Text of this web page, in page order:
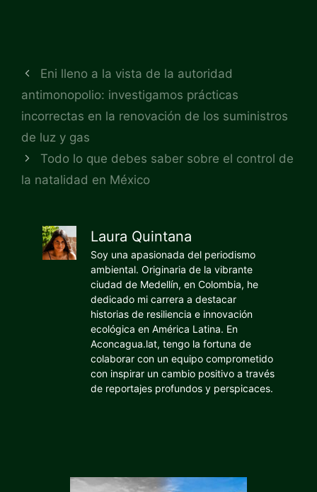
Eni lleno a la vista de la autoridad
antimonopolio: investigamos prácticas
incorrectas en la renovación de los suministros
de luz y gas
Todo lo que debes saber sobre el control de
la natalidad en México
Laura Quintana
Soy una apasionada del periodismo
ambiental. Originaria de la vibrante
ciudad de Medellín, en Colombia, he
dedicado mi carrera a destacar
historias de resiliencia e innovación
ecológica en América Latina. En
Aconcagua.lat, tengo la fortuna de
colaborar con un equipo comprometido
con inspirar un cambio positivo a través
de reportajes profundos y perspicaces.